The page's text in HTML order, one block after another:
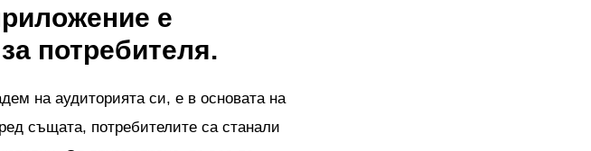
е
потребителя.
на аудиторията си, е в основата на
същата, потребителите са станали